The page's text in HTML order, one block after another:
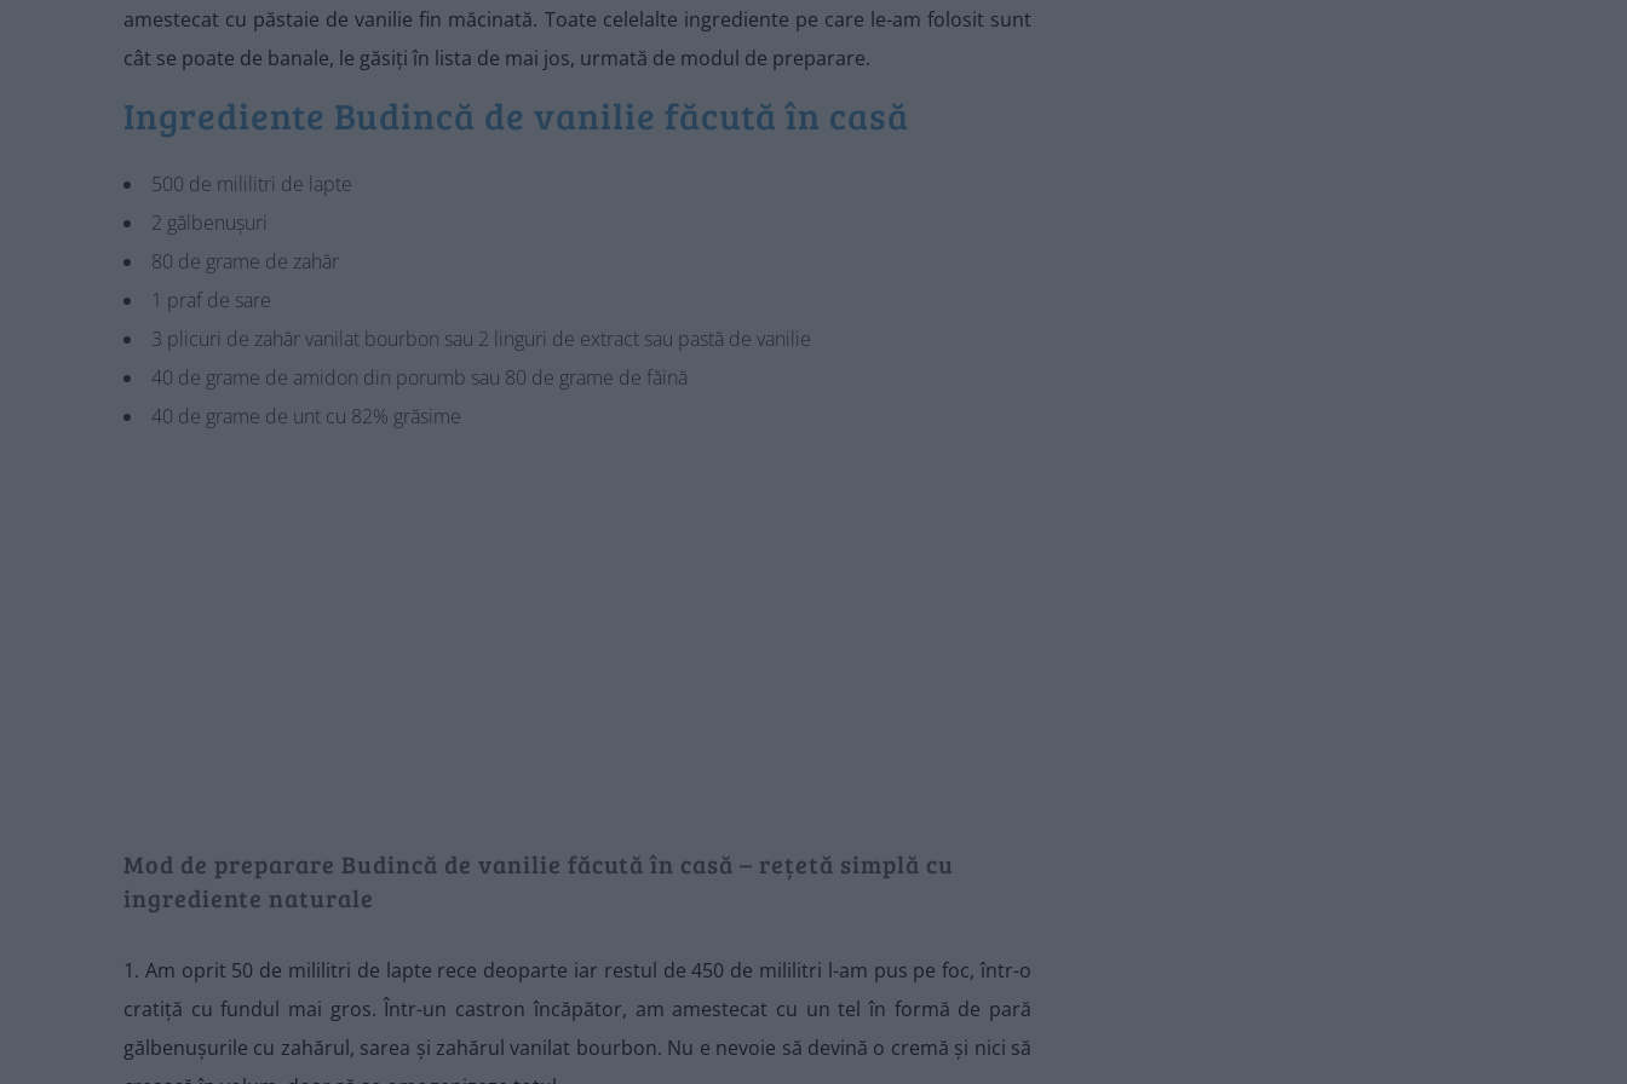
amestecat cu păstaie de vanilie fin măcinată. Toate celelalte ingrediente pe care le-am folosit sunt
cât se poate de banale, le găsiți în lista de mai jos, urmată de modul de preparare.
Ingrediente Budincă de vanilie făcută în casă
500 de mililitri de lapte
2 gălbenușuri
80 de grame de zahăr
1 praf de sare
3 plicuri de zahăr vanilat bourbon sau 2 linguri de extract sau pastă de vanilie
40 de grame de amidon din porumb sau 80 de grame de făină
40 de grame de unt cu 82% grăsime
Mod de preparare Budincă de vanilie făcută în casă – rețetă simplă cu
ingrediente naturale
1. Am oprit 50 de mililitri de lapte rece deoparte iar restul de 450 de mililitri l-am pus pe foc, într-o
cratiță cu fundul mai gros. Într-un castron încăpător, am amestecat cu un tel în formă de pară
gălbenușurile cu zahărul, sarea și zahărul vanilat bourbon. Nu e nevoie să devină o cremă și nici să